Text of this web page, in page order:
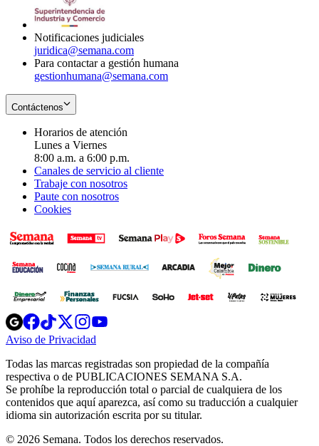
Notificaciones judiciales
juridica@semana.com
Para contactar a gestión humana
gestionhumana@semana.com
Contáctenos
Horarios de atención
Lunes a Viernes
8:00 a.m. a 6:00 p.m.
Canales de servicio al cliente
Trabaje con nosotros
Paute con nosotros
Cookies
Opens
in
new
Opens
in
new
Opens
in
new
window
Opens
new
windowwindow
Aviso de Privacidad
new
window
Todas las marcas registradas son propiedad de la compañía
respectiva o de PUBLICACIONES SEMANA S.A.
Se prohíbe la reproducción total o parcial de cualquiera de los
contenidos que aquí aparezca, así como su traducción a cualquier
idioma sin autorización escrita por su titular.
© 2026 Semana. Todos los derechos reservados.